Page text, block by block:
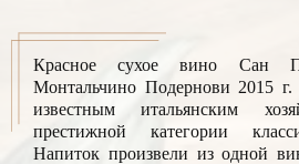
Красное сухое вино Сан
Монтальчино Подернови 2015 г.
известным итальянским
престижной категории
Напиток произвели из одной